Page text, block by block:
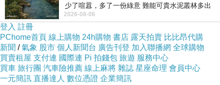
少了喧囂，多了一份綠意 難能可貴水泥叢林多出
一
2026-08-06
登入 註冊
PChome首頁 線上購物 24h購物 書店 露天拍賣 比比昂代購
新聞 /氣象 股市 個人新聞台 廣告刊登 加入聯播網 全球購物
買賣租屋 支付連 國際連 Pi 拍錢包 旅遊 服務中心
買車 旅行團 汽車險推薦 線上麻將 雜誌 星座命理 會員中心
一元簡訊 直播達人 數位憑證 企業簡訊